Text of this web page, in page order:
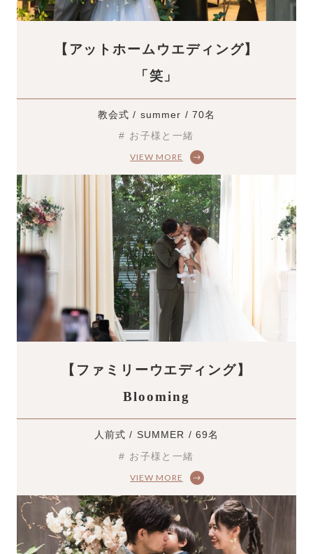
【アットホームウエディング】
「笑」
教会式 / summer / 70名
# お子様と一緒
【ファミリーウエディング】
Blooming
人前式 / SUMMER / 69名
# お子様と一緒